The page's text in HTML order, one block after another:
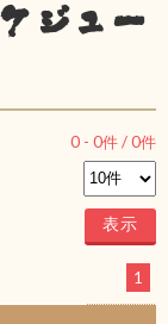
ジュー
0 - 0件 /0件
1